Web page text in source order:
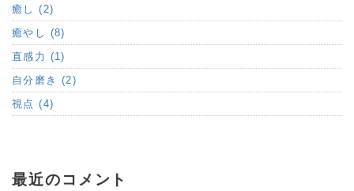
癒し (2)
癒やし (8)
直感力 (1)
自分磨き (2)
視点 (4)
最近のコメント